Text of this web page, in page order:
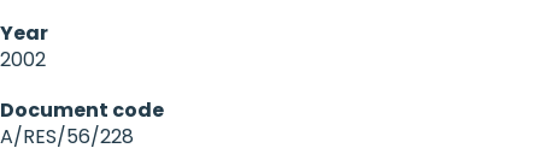
Year
2002
Document code
A/RES/56/228